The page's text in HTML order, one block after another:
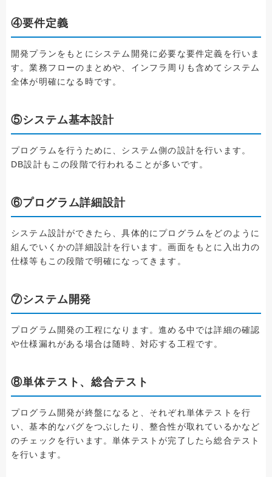
④要件定義
開発プランをもとにシステム開発に必要な要件定義を行いま
す。業務フローのまとめや、インフラ周りも含めてシステム
全体が明確になる時です。
⑤システム基本設計
プログラムを行うために、システム側の設計を行います。
DB設計もこの段階で行われることが多いです。
⑥プログラム詳細設計
システム設計ができたら、具体的にプログラムをどのように
組んでいくかの詳細設計を行います。画面をもとに入出力の
仕様等もこの段階で明確になってきます。
⑦システム開発
プログラム開発の工程になります。進める中では詳細の確認
や仕様漏れがある場合は随時、対応する工程です。
⑧単体テスト、総合テスト
プログラム開発が終盤になると、それぞれ単体テストを行
い、基本的なバグをつぶしたり、整合性が取れているかなど
のチェックを行います。単体テストが完了したら総合テスト
を行います。